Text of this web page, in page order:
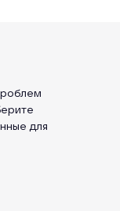
для